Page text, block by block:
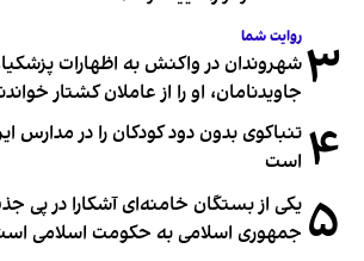
۳ روایت شما
شهروندان در واکنش به اظهارات پزشکیان
جاویدنامان، او را از عاملان کشتار
۴ تنباکوی بدون دود کودکان را در مدارس
است
۵ یکی از بستگان خامنه‌ای آشکارا در پی
جمهوری اسلامی به حکومت اسلامی